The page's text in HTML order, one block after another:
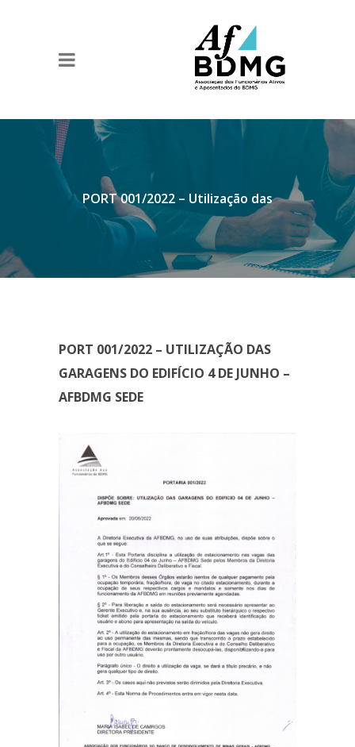
PORT 001/2022 – Utilização das
garagens do Edifício 4 de Junho –
AFBDMG sede
PORT 001/2022 – UTILIZAÇÃO DAS
GARAGENS DO EDIFÍCIO 4 DE JUNHO –
AFBDMG SEDE